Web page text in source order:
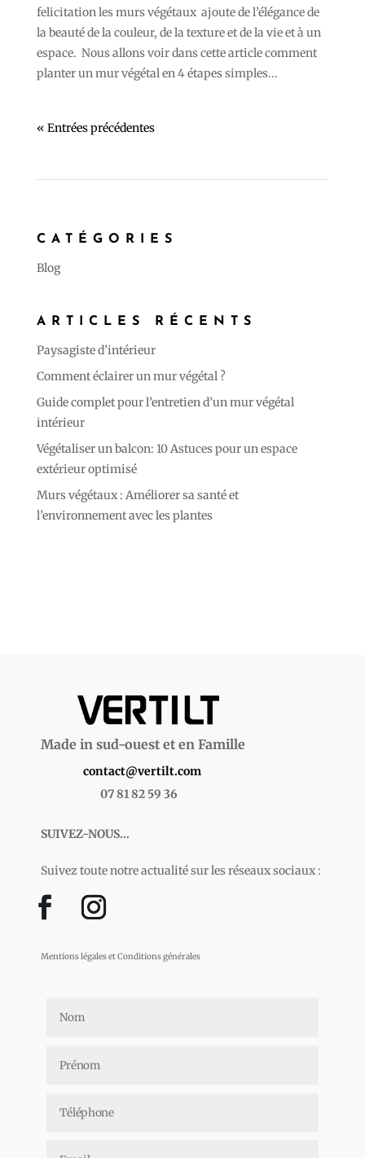
felicitation les murs végétaux ajoute de l’élégance de
la beauté de la couleur, de la texture et de la vie et à un
espace. Nous allons voir dans cette article comment
planter un mur végétal en 4 étapes simples...
« Entrées précédentes
CATÉGORIES
Blog
ARTICLES RÉCENTS
Paysagiste d’intérieur
Comment éclairer un mur végétal ?
Guide complet pour l’entretien d’un mur végétal
intérieur
Végétaliser un balcon: 10 Astuces pour un espace
extérieur optimisé
Murs végétaux : Améliorer sa santé et
l’environnement avec les plantes
Made in sud-ouest et en Famille
contact@vertilt.com
07 81 82 59 36
SUIVEZ-NOUS...
Suivez toute notre actualité sur les réseaux sociaux :
Mentions légales et Conditions générales